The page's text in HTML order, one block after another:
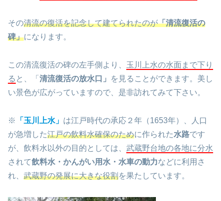
その清流の復活を記念して建てられたのが「清流復活の
碑」になります。
この清流復活の碑の左手側より、 玉川上水の水面まで下り
る と、「 清流復活の放水口」 を見ることができます。 美し
い景色が広がっていますので、是非訪れてみて下さい。
※ 「玉川上水」 は江戸時代の承応２年（1653年）、人口
が急増した江戸の飲料水確保のために作られた水路です
が、飲料水以外の目的としては、 武蔵野台地の各地に分水
されて飲料水・かんがい用水・水車の動力などに利用さ
れ、 武蔵野の発展に大きな役割を果たしています。